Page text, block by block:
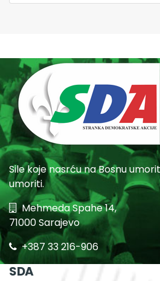
Sile koje nasrću na Bosnu
umoriti.
Mehmeda Spahe 14,
71000 Sarajevo
+387 33 216-906
SDA